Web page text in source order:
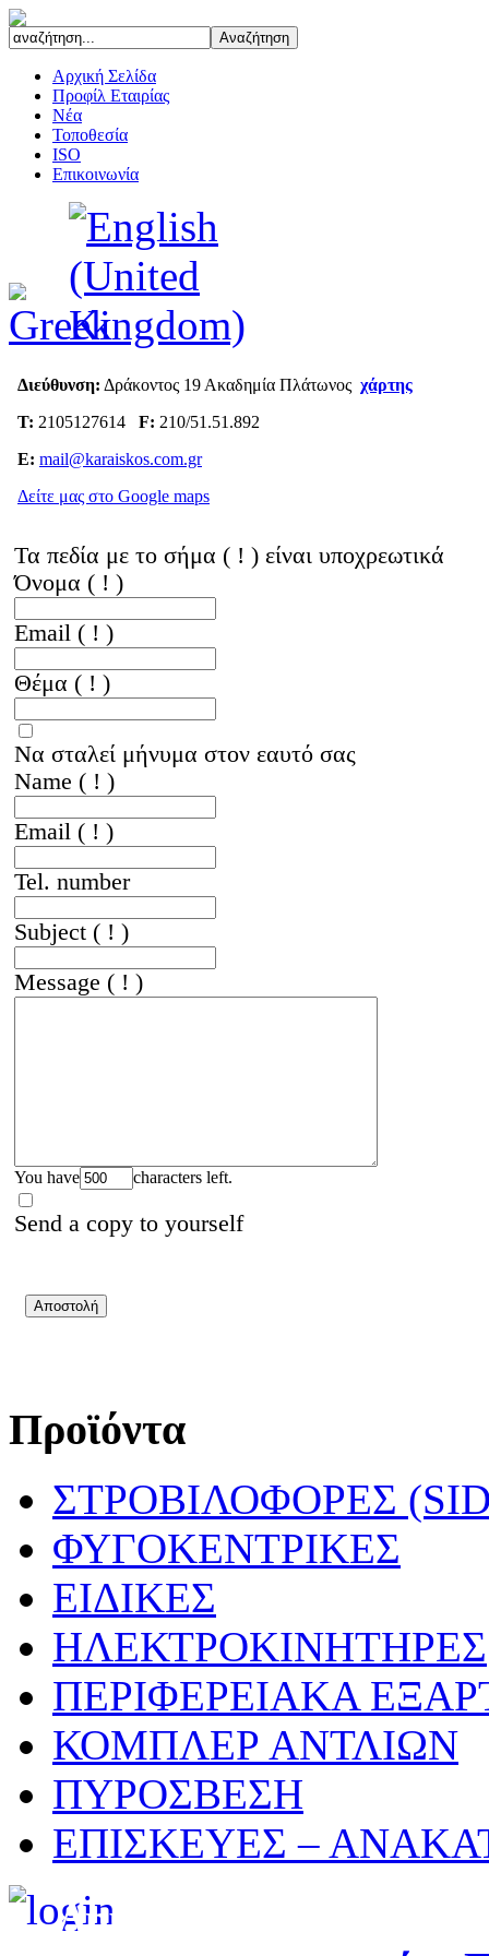
Αρχική Σελίδα
Προφίλ Εταιρίας
Νέα
Τοποθεσία
ISO
Επικοινωνία
Διεύθυνση: Δράκοντος 19 Ακαδημία Πλάτωνος χάρτης
Τ: 2105127614 F: 210/51.51.892
E: mail@karaiskos.com.gr
Δείτε μας στο Google maps
Τα πεδία με το σήμα ( ! ) είναι υποχρεωτικά
Όνομα ( ! )
Email ( ! )
Θέμα ( ! )
Να σταλεί μήνυμα στον εαυτό σας
Name ( ! )
Email ( ! )
Tel. number
Subject ( ! )
Message ( ! )
You have characters left.
Send a copy to yourself
Προϊόντα
ΣΤΡΟΒΙΛΟΦΟΡΕΣ
ΦΥΓΟΚΕΝΤΡΙΚΕΣ
ΕΙΔΙΚΕΣ
ΗΛΕΚΤΡΟΚΙΝΗΤΗΡΕΣ
ΠΕΡΙΦΕΡΕΙΑΚΑ
ΚΟΜΠΛΕΡ ΑΝΤΛΙΩΝ
ΠΥΡΟΣΒΕΣΗ
ΕΠΙΣΚΕΥΕΣ –
Δημιουργήθηκε από